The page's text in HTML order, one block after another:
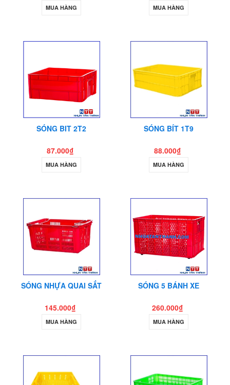
MUA HÀNG MUA HÀNG
SÓNG BIT 2T2
87.000₫
MUA HÀNG
SÓNG BÍT 1T9
88.000₫
MUA HÀNG
SÓNG NHỰA QUAI SẮT
145.000₫
MUA HÀNG
SÓNG 5 BÁNH XE
260.000₫
MUA HÀNG